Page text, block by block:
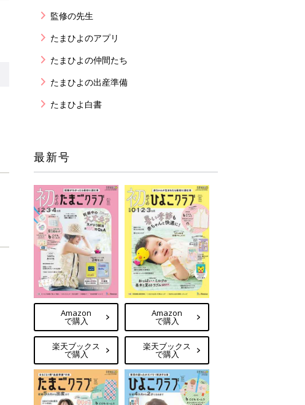
監修の先生
たまひよのアプリ
たまひよの仲間たち
たまひよの出産準備
たまひよ白書
最新号
Amazon
で購入
楽天ブックス
で購入
Amazon
で購入
楽天ブックス
で購入